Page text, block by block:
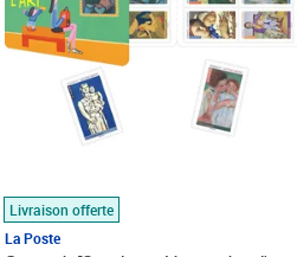
Livraison offerte
La Poste